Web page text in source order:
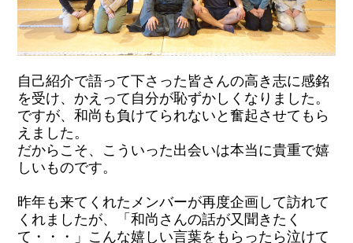
自己紹介で語って下さった皆さんの高き志に感銘
を受け、かえって自分が恥ずかしくなりました。
ですが、和尚も負けてられないと奮起させてもら
えました。
だからこそ、こういった出会いは本当に貴重で嬉
しいものです。
昨年も来てくれたメンバーが再度企画して訪れて
くれましたが、「和尚さんの話が又聞きたく
て・・・」こんな嬉しい言葉をもらったら泣けて